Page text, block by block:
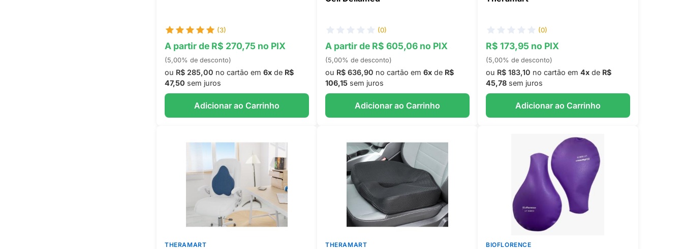
(3)
A partir de R$ 270,75 no PIX
(5,00% de desconto)
ou R$ 285,00 no cartão em 6xde R$
47,50 sem juros
Adicionar ao Carrinho
(0)
A partir de R$ 605,06 no PIX
(5,00% de desconto)
ou R$ 636,90 no cartão em 6xde R$
106,15sem juros
Adicionar ao Carrinho
(0)
R$ 173,95 no PIX
(5,00% de desconto)
ou R$ 183,10 no cartão em 4xde R$
45,78sem juros
Adicionar ao Carrinho
THERAMART THERAMART BIOFLORENCE